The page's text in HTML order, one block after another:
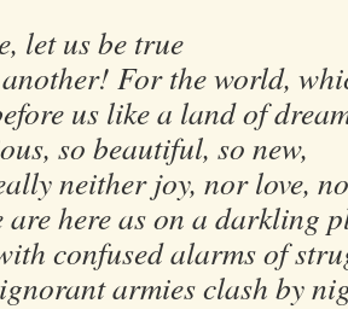
let us be true
For the world,
us like a land of
so beautiful, so new,
neither joy, nor love,
are here as on a darkling
confused alarms of
armies clash by